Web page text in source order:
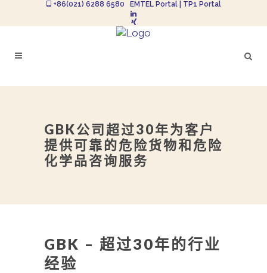
+86(021) 6288 6580 EMTEL Portal| TP1 Portal
GBK公司超过30年为客户
提供可靠的危险货物和危险
化学品咨询服务
GBK – 超过30年的行业
经验